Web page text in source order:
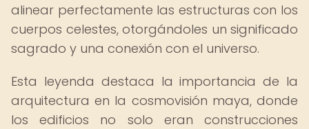
alinear perfectamente las estructuras con los
cuerpos celestes, otorgándoles un significado
sagrado y una conexión con el universo.
Esta leyenda destaca la importancia de la
arquitectura en la cosmovisión maya, donde
los edificios no solo eran construcciones